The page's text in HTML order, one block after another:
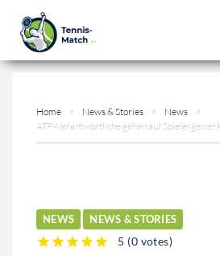
Home News & Stories
News
ATP-Verantwortliche gehen auf
NEWS NEWS & STORIES
5 (0 votes)